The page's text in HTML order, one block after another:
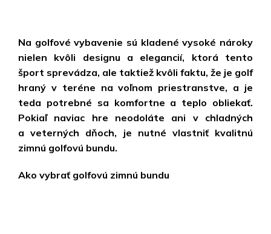
Na golfové vybavenie sú kladené vysoké nároky
nielen kvôli designu a elegancií, ktorá tento
šport sprevádza, ale taktiež kvôli faktu, že je golf
hraný v teréne na voľnom priestranstve, a je
teda potrebné sa komfortne a teplo obliekať.
Pokiaľ naviac hre neodoláte ani v chladných
a veterných dňoch, je nutné vlastniť kvalitnú
zimnú golfovú bundu.
Ako vybrať golfovú zimnú bundu